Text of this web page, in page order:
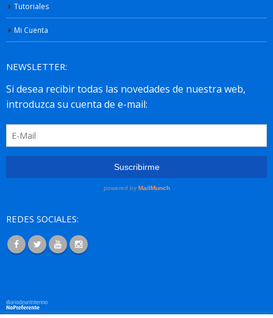
Tutoriales
Mi Cuenta
NEWSLETTER:
REDES SOCIALES: